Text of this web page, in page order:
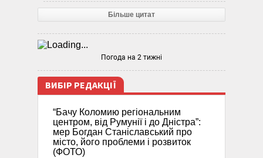
Більше цитат
Погода на 2 тижні
ВИБІР РЕДАКЦІЇ
“Бачу Коломию регіональним
центром, від Румунії і до Дністра”:
мер Богдан Станіславський про
місто, його проблеми і розвиток
(ФОТО)